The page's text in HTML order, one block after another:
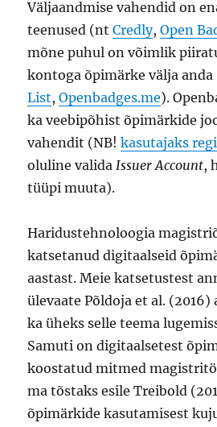
Väljaandmise vahendid on
teenused (ntCredly,Open
mõne puhul on võimlik
kontoga õpimärke välja anda
List,Openbadges.me).
ka veebipõhist õpimärkide
vahendit (NB!kasutajaks
oluline validaIssuer Account,
tüüpi muuta).
Haridustehnoloogia
katsetanud digitaalseid
aastast. Meie katsetustest
ülevaate Põldoja et al.
ka üheks selle teema
Samuti on digitaalsetest
koostatud mitmed
ma tõstaks esile Treibold
õpimärkide kasutamisest